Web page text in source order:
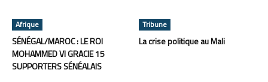
Afrique
SÉNÉGAL/MAROC : LE ROI
MOHAMMED VI GRACIE 15
SUPPORTERS SÉNÉALAIS
Tribune
La crise politique au Mali